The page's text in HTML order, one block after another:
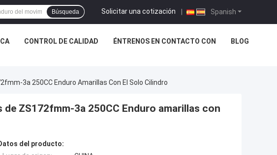
Spanish
Solicitar una cotización |
Búsqueda
CONTROL DE CALIDAD ÉNTRENOS EN CONTACTO CON BLOG
3a 250CC Enduro Amarillas Con El Solo Cilindro
ZS172fmm-3a 250CC Enduro amarillas con
del producto: